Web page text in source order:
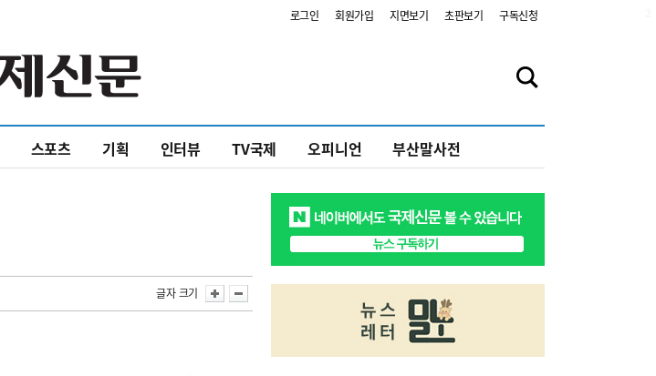
로그인 회원가입 지면보기 초판보기 구독신청
스포츠 기획 인터뷰 TV국제 오피니언 부산말사전
글자 크기